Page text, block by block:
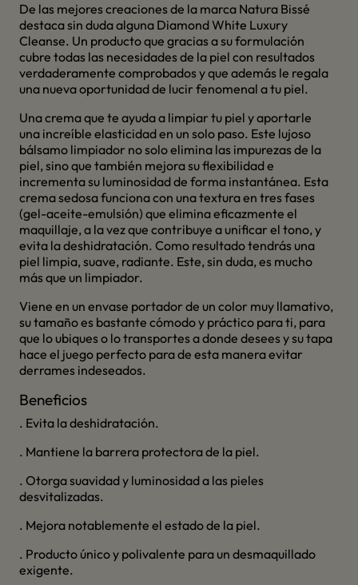
De las mejores creaciones de la marca Natura Bissé
destaca sin duda alguna Diamond White Luxury
Cleanse. Un producto que gracias a su formulación
cubre todas las necesidades de la piel con resultados
verdaderamente comprobados y que además le regala
una nueva oportunidad de lucir fenomenal a tu piel.
Una crema que te ayuda a limpiar tu piel y aportarle
una increíble elasticidad en un solo paso. Este lujoso
bálsamo limpiador no solo elimina las impurezas de la
piel, sino que también mejora su flexibilidad e
incrementa su luminosidad de forma instantánea. Esta
crema sedosa funciona con una textura en tres fases
(gel-aceite-emulsión) que elimina eficazmente el
maquillaje, a la vez que contribuye a unificar el tono, y
evita la deshidratación. Como resultado tendrás una
piel limpia, suave, radiante. Este, sin duda, es mucho
más que un limpiador.
Viene en un envase portador de un color muy llamativo,
su tamaño es bastante cómodo y práctico para ti, para
que lo ubiques o lo transportes a donde desees y su tapa
hace el juego perfecto para de esta manera evitar
derrames indeseados.
Beneficios
. Evita la deshidratación.
. Mantiene la barrera protectora de la piel.
. Otorga suavidad y luminosidad a las pieles
desvitalizadas.
. Mejora notablemente el estado de la piel.
. Producto único y polivalente para un desmaquillado
exigente.